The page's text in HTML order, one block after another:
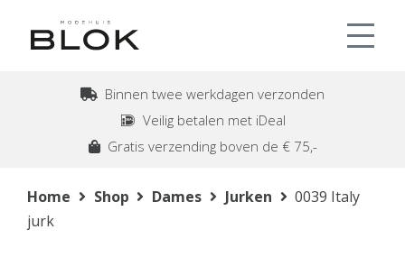
Binnen twee werkdagen verzonden
Veilig betalen met iDeal
Gratis verzending boven de € 75,-
Home Shop Dames Jurken
0039 Italy
jurk